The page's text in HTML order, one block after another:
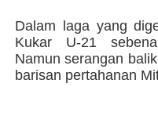
Dalam laga yang
Kukar U-21
Namun serangan
barisan pertahanan